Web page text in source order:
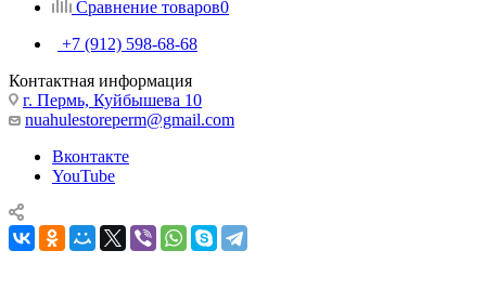
Сравнение товаров0
+7 (912) 598-68-68
Контактная информация
г. Пермь, Куйбышева 10
nuahulestoreperm@gmail.com
Вконтакте
YouTube